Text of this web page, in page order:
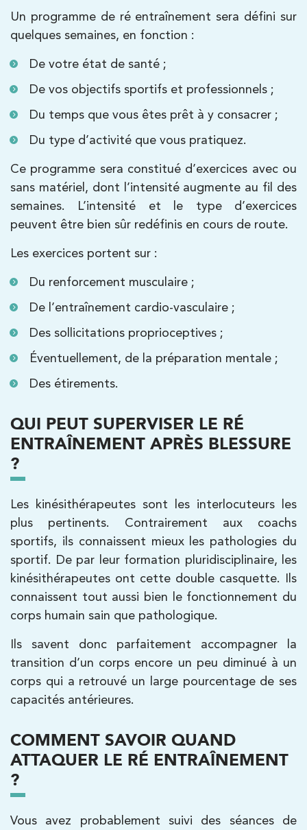
Un programme de ré entraînement sera défini sur
quelques semaines, en fonction :
De votre état de santé ;
De vos objectifs sportifs et professionnels ;
Du temps que vous êtes prêt à y consacrer ;
Du type d’activité que vous pratiquez.
Ce programme sera constitué d’exercices avec ou
sans matériel, dont l’intensité augmente au fil des
semaines. L’intensité et le type d’exercices
peuvent être bien sûr redéfinis en cours de route.
Les exercices portent sur :
Du renforcement musculaire ;
De l’entraînement cardio-vasculaire ;
Des sollicitations proprioceptives ;
Éventuellement, de la préparation mentale ;
Des étirements.
QUI PEUT SUPERVISER LE RÉ
ENTRAÎNEMENT APRÈS BLESSURE
?
Les kinésithérapeutes sont les interlocuteurs les
plus pertinents. Contrairement aux coachs
sportifs, ils connaissent mieux les pathologies du
sportif. De par leur formation pluridisciplinaire, les
kinésithérapeutes ont cette double casquette. Ils
connaissent tout aussi bien le fonctionnement du
corps humain sain que pathologique.
Ils savent donc parfaitement accompagner la
transition d’un corps encore un peu diminué à un
corps qui a retrouvé un large pourcentage de ses
capacités antérieures.
COMMENT SAVOIR QUAND
ATTAQUER LE RÉ ENTRAÎNEMENT
?
Vous avez probablement suivi des séances de
20 Rue de la Pépinière 75008 Paris
01 55 06 05 07
PRENDRE RDV
Kinésithérapie
IK Vanves – 92
5 Rue Monge 92170 Vanves
5 Rue Monge 92170 Vanves
01 46 44 33 92
PRENDRE RDV
Kinésithérapie Balnéothérapie
199 Bd Saint-Germain 75007 Paris
PRENDRE RDV
PRENDRE RDV
Kinésithérapie
IK Bois Colombes – 92
1 Rue Mertens 92600 Bois-Colombes
01 43 50 50 81
PRENDRE RDV
PRENDRE RDV
Kinésithérapie
IK Antony Olympe Sante – 92
28 Rue Velpeau 92160 Antony
01 76 21 71 41
Kinésithérapie